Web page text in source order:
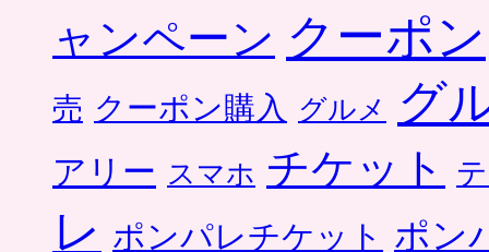
ャンペーン クーポン
売 クーポン購入 グルメ グ
アリー スマホ チケット
レ ポンパレチケット ポン